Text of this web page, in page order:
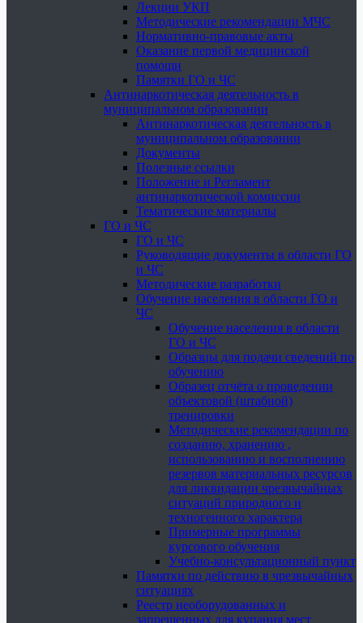
Лекции УКП
Методические рекомендации МЧС
Нормативно-правовые акты
Оказание первой медицинской
помощи
Памятки ГО и ЧС
Антинаркотическая деятельность в
муниципальном образовании
Антинаркотическая деятельность в
муниципальном образовании
Документы
Полезные ссылки
Положение и Регламент
антинаркотической комиссии
Тематические материалы
ГО и ЧС
ГО и ЧС
Руководящие документы в области ГО
и ЧС
Методические разработки
Обучение населения в области ГО и
ЧС
Обучение населения в области
ГО и ЧС
Образцы для подачи сведений по
обучению
Образец отчёта о проведении
объектовой (штабной)
тренировки
Методические рекомендации по
созданию, хранению ,
использованию и восполнению
резервов материальных ресурсов
для ликвидации чрезвычайных
ситуаций природного и
техногенного характера
Примерные программы
курсового обучения
Учебно-консультационный пункт
Памятки по действию в чрезвычайных
ситуациях
Реестр необорудованных и
запрещенных для купания мест